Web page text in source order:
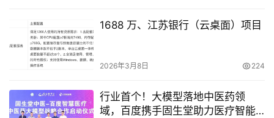
1688 万、江苏银行（云桌面）项目
2026年3月8日 224
行业首个！大模型落地中医药领
域，百度携手固生堂助力医疗智能